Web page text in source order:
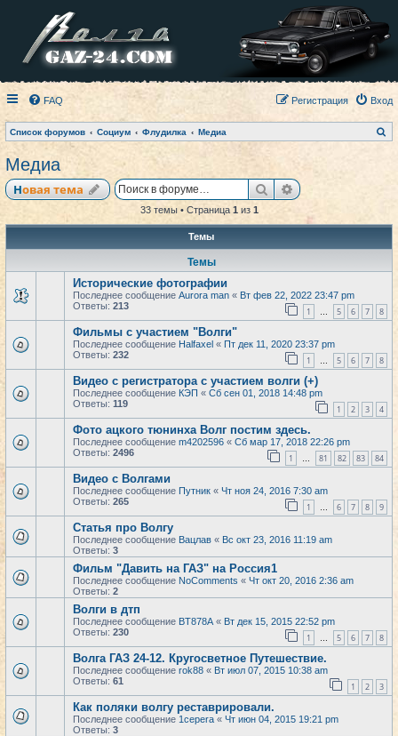
FAQ Вход
Регистрация
Список форумов Социум Флудилка Медиа
о
Медиа
Новая тема ПоискРасширенный
33 темы • Страница 1из 1
Темы
Темы
Исторические фотографии
Последнее сообщение Aurora man « Вт фев 22, 2022 23:47 pm
Ответы: 213 1 … 5 6 7 8
Фильмы с участием "Волги"
Последнее сообщение Halfaxel « Пт дек 11, 2020 23:37 pm
Ответы: 232 1 … 5 6 7 8
Видео с регистратора с участием волги (+)
Последнее сообщение КЭП « Сб сен 01, 2018 14:48 pm
Ответы: 119 1 2 3 4
Фото ацкого тюнинха Волг постим здесь.
Последнее сообщение m4202596 « Сб мар 17, 2018 22:26 pm
Ответы: 2496 1 … 81 82 83 84
Видео с Волгами
Последнее сообщение Путник « Чт ноя 24, 2016 7:30 am
Ответы: 265 1 … 6 7 8 9
Статья про Волгу
Последнее сообщение Вацлав « Вс окт 23, 2016 11:19 am
Ответы: 3
Фильм "Давить на ГАЗ" на Россия1
Последнее сообщение NoComments « Чт окт 20, 2016 2:36 am
Ответы: 2
Волги в дтп
Последнее сообщение BT878A « Вт дек 15, 2015 22:52 pm
Ответы: 230 1 … 5 6 7 8
Волга ГАЗ 24-12. Кругосветное Путешествие.
Последнее сообщение rok88 « Вт июл 07, 2015 10:38 am
Ответы: 61 1 2 3
Как поляки волгу реставрировали.
Последнее сообщение 1cepera « Чт июн 04, 2015 19:21 pm
Ответы: 3